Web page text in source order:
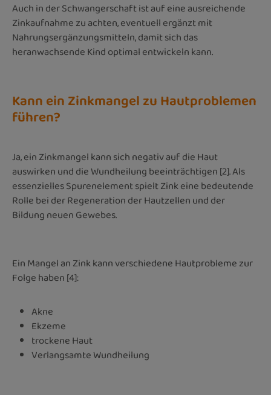
Auch in der Schwangerschaft ist auf eine ausreichende
Zinkaufnahme zu achten, eventuell ergänzt mit
Nahrungsergänzungsmitteln, damit sich das
heranwachsende Kind optimal entwickeln kann.
Kann ein Zinkmangel zu Hautproblemen
führen?
Ja, ein Zinkmangel kann sich negativ auf die Haut
auswirken und die Wundheilung beeinträchtigen [2]. Als
essenzielles Spurenelement spielt Zink eine bedeutende
Rolle bei der Regeneration der Hautzellen und der
Bildung neuen Gewebes.
Ein Mangel an Zink kann verschiedene Hautprobleme zur
Folge haben [4]:
Akne
Ekzeme
trockene Haut
Verlangsamte Wundheilung